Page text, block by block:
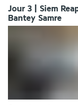
Jour 3 | Siem
Bantey Samre